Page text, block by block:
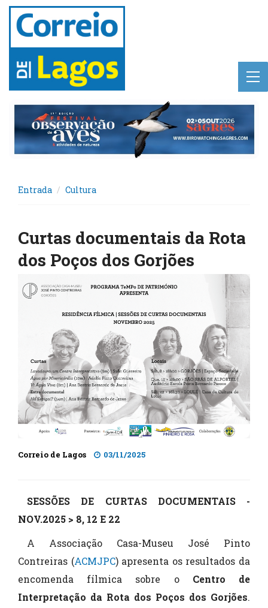
Entrada Cultura
Curtas documentais da Rota
dos Poços dos Gorjões
Correio de Lagos 03/11/2025
SESSÕES DE CURTAS DOCUMENTAIS -
NOV.2025 > 8, 12 E 22
A Associação Casa-Museu José Pinto
Contreiras (ACMJPC) apresenta os resultados da
encomenda fílmica sobre o Centro de
Interpretação da Rota dos Poços dos Gorjões.